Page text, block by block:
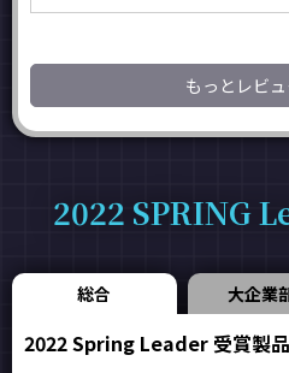
もっとレビ
2022 SPRING
総合 大企業
2022 Spring Leader 受賞製